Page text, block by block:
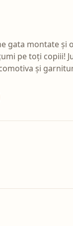
gata montate și
pe toți copiii!
și